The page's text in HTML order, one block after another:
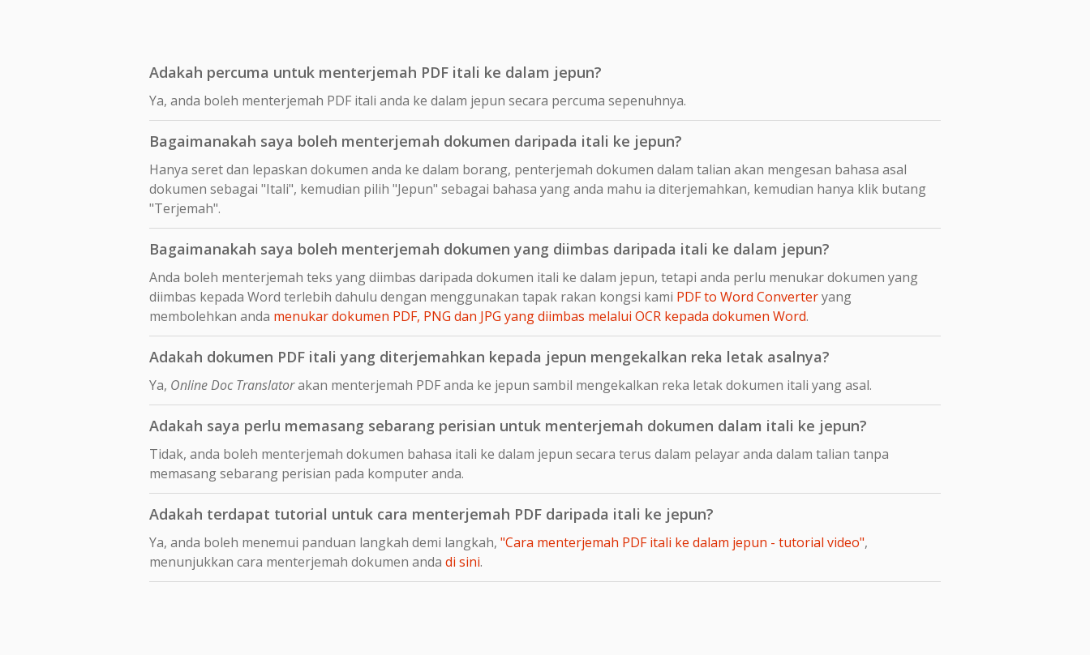
Adakah percuma untuk menterjemah PDF itali ke dalam jepun?
Ya, anda boleh menterjemah PDF itali anda ke dalam jepun secara percuma sepenuhnya.
Bagaimanakah saya boleh menterjemah dokumen daripada itali ke jepun?
Hanya seret dan lepaskan dokumen anda ke dalam borang, penterjemah dokumen dalam talian akan mengesan bahasa asal
dokumen sebagai "Itali", kemudian pilih "Jepun" sebagai bahasa yang anda mahu ia diterjemahkan, kemudian hanya klik butang
"Terjemah".
Bagaimanakah saya boleh menterjemah dokumen yang diimbas daripada itali ke dalam jepun?
Anda boleh menterjemah teks yang diimbas daripada dokumen itali ke dalam jepun, tetapi anda perlu menukar dokumen yang
diimbas kepada Word terlebih dahulu dengan menggunakan tapak rakan kongsi kami PDF to Word Converteryang
membolehkan anda menukar dokumen PDF, PNG dan JPG yang diimbas melalui OCR kepada dokumen Word.
Adakah dokumen PDF itali yang diterjemahkan kepada jepun mengekalkan reka letak asalnya?
Ya, Online Doc Translatorakan menterjemah PDF anda ke jepun sambil mengekalkan reka letak dokumen itali yang asal.
Adakah saya perlu memasang sebarang perisian untuk menterjemah dokumen dalam itali ke jepun?
Tidak, anda boleh menterjemah dokumen bahasa itali ke dalam jepun secara terus dalam pelayar anda dalam talian tanpa
memasang sebarang perisian pada komputer anda.
Adakah terdapat tutorial untuk cara menterjemah PDF daripada itali ke jepun?
Ya, anda boleh menemui panduan langkah demi langkah, "Cara menterjemah PDF itali ke dalam jepun - tutorial video",
menunjukkan cara menterjemah dokumen anda di sini.